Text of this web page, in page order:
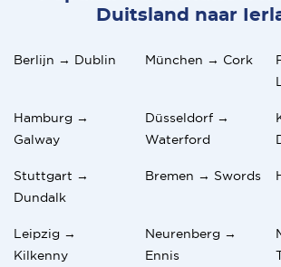
Duitsland naar
Berlijn → Dublin München → Cork
Hamburg →
Galway
Düsseldorf →
Waterford
Stuttgart →
Dundalk
Bremen → Swords
Leipzig →
Kilkenny
Neurenberg →
Ennis